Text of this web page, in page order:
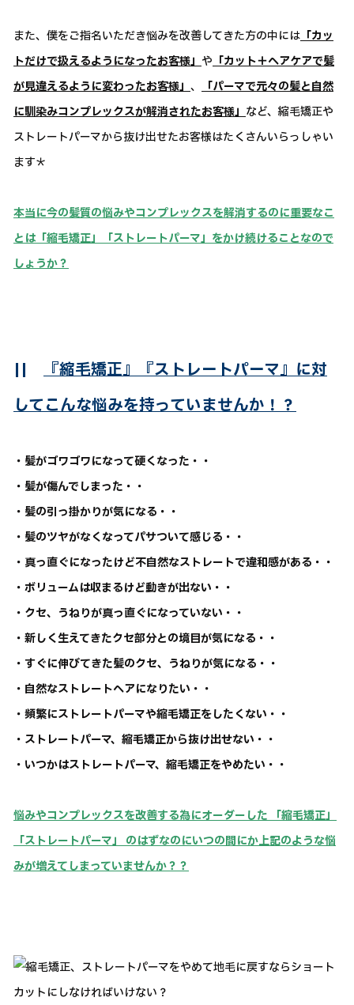
また、僕をご指名いただき悩みを改善してきた方の中には 「カッ
トだけで扱えるようになったお客様」 や 「カット＋ヘアケアで髪
が見違えるように変わったお客様」 、
「パーマで元々の髪と自然
に馴染みコンプレックスが解消されたお客様」 など、縮毛矯正や
ストレートパーマから抜け出せたお客様はたくさんいらっしゃい
ます＊
本当に今の髪質の悩みやコンプレックスを解消するのに重要なこ
とは「縮毛矯正」「ストレートパーマ」をかけ続けることなので
しょうか？
|| 『縮毛矯正』『ストレートパーマ』に対
してこんな悩みを持っていませんか！？
・髪がゴワゴワになって硬くなった・・
・髪が傷んでしまった・・
・髪の引っ掛かりが気になる・・
・髪のツヤがなくなってパサついて感じる・・
・真っ直ぐになったけど不自然なストレートで違和感がある・・
・ボリュームは収まるけど動きが出ない・・
・クセ、うねりが真っ直ぐになっていない・・
・新しく生えてきたクセ部分との境目が気になる・・
・すぐに伸びてきた髪のクセ、うねりが気になる・・
・自然なストレートヘアになりたい・・
・頻繁にストレートパーマや縮毛矯正をしたくない・・
・ストレートパーマ、縮毛矯正から抜け出せない・・
・いつかはストレートパーマ、縮毛矯正をやめたい・・
悩みやコンプレックスを改善する為にオーダーした 「縮毛矯正」
「ストレートパーマ」 のはずなのにいつの間にか上記のような悩
みが増えてしまっていませんか？？